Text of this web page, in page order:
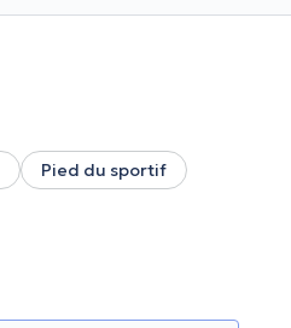
Pied du sportif